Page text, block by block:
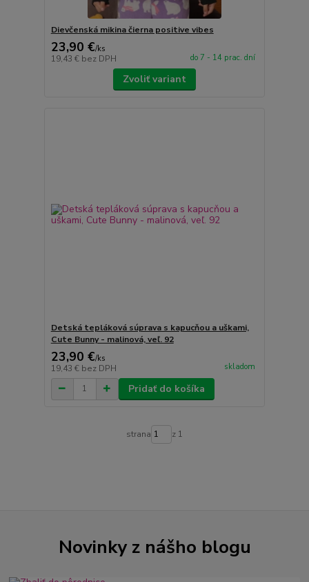
Dievčenská mikina čierna positive vibes
23,90 €/ks
19,43 € bez DPH do 7 - 14 prac. dní
Zvoliť variant
Detská tepláková súprava s kapucňou a uškami,
Cute Bunny - malinová, veľ. 92
23,90 €/ks
19,43 € bez DPH skladom
Pridať do košíka
strana z 1
Novinky z nášho blogu